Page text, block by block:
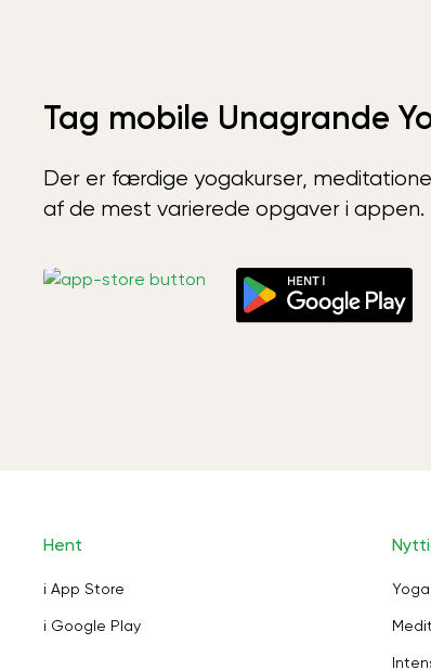
Tag mobile Unagrande
Der er færdige yogakurser,
af de mest varierede opgaver i appen.
Hent
i App Store
i Google Play